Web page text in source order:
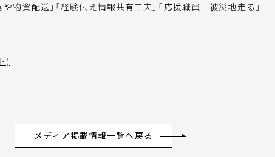
物資配送」「経験伝え情報共有工夫」「応援職員 被災地走る」
)
メディア掲載情報一覧へ戻る